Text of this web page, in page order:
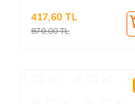
870,00TL
417,60 TL